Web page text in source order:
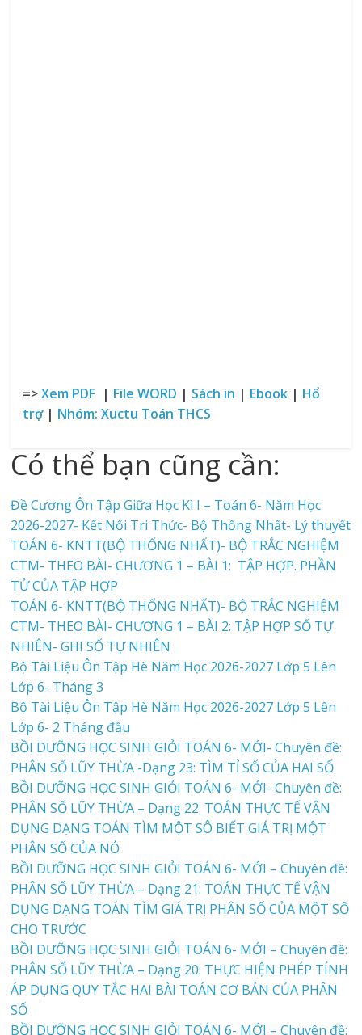
=>Xem PDF | File WORD | Sách in | Ebook | Hổ
trợ| Nhóm: Xuctu Toán THCS
Có thể bạn cũng cần:
Đề Cương Ôn Tập Giữa Học Kì I – Toán 6- Năm Học
2026-2027- Kết Nối Tri Thức- Bộ Thống Nhất- Lý thuyết
TOÁN 6- KNTT(BỘ THỐNG NHẤT)- BỘ TRẮC NGHIỆM
CTM- THEO BÀI- CHƯƠNG 1 – BÀI 1: TẬP HỢP. PHẦN
TỬ CỦA TẬP HỢP
TOÁN 6- KNTT(BỘ THỐNG NHẤT)- BỘ TRẮC NGHIỆM
CTM- THEO BÀI- CHƯƠNG 1 – BÀI 2: TẬP HỢP SỐ TỰ
NHIÊN- GHI SỐ TỰ NHIÊN
Bộ Tài Liệu Ôn Tập Hè Năm Học 2026-2027 Lớp 5 Lên
Lớp 6- Tháng 3
Bộ Tài Liệu Ôn Tập Hè Năm Học 2026-2027 Lớp 5 Lên
Lớp 6- 2 Tháng đầu
BỒI DƯỠNG HỌC SINH GIỎI TOÁN 6- MỚI- Chuyên đề:
PHÂN SỐ LŨY THỪA -Dạng 23: TÌM TỈ SỐ CỦA HAI SỐ.
BỒI DƯỠNG HỌC SINH GIỎI TOÁN 6- MỚI- Chuyên đề:
PHÂN SỐ LŨY THỪA – Dạng 22: TOÁN THỰC TẾ VẬN
DỤNG DẠNG TOÁN TÌM MỘT SÔ BIẾT GIÁ TRỊ MỘT
PHÂN SỐ CỦA NÓ
BỒI DƯỠNG HỌC SINH GIỎI TOÁN 6- MỚI – Chuyên đề:
PHÂN SỐ LŨY THỪA – Dạng 21: TOÁN THỰC TẾ VẬN
DỤNG DẠNG TOÁN TÌM GIÁ TRỊ PHÂN SỐ CỦA MỘT SỐ
CHO TRƯỚC
BỒI DƯỠNG HỌC SINH GIỎI TOÁN 6- MỚI – Chuyên đề:
PHÂN SỐ LŨY THỪA – Dạng 20: THỰC HIỆN PHÉP TÍNH
ÁP DỤNG QUY TẮC HAI BÀI TOÁN CƠ BẢN CỦA PHÂN
SỐ
BỒI DƯỠNG HỌC SINH GIỎI TOÁN 6- MỚI – Chuyên đề: